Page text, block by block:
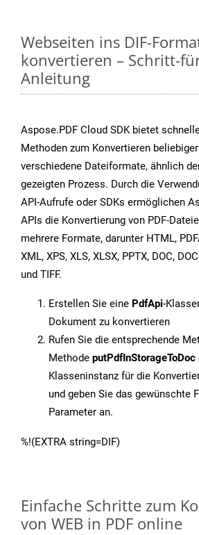
Webseiten ins DIF-
konvertieren – Schritt-
Anleitung
Aspose.PDF Cloud SDK bietet
Methoden zum Konvertieren
verschiedene Dateiformate, ähnlich
gezeigten Prozess. Durch die
API-Aufrufe oder SDKs ermöglichen
APIs die Konvertierung von PDF-
mehrere Formate, darunter HTML,
XML, XPS, XLS, XLSX, PPTX, DOC,
und TIFF.
Erstellen Sie eine PdfApi-
Dokument zu konvertieren
Rufen Sie die entsprechende
Methode putPdfInStorageToDoc
Klasseninstanz für die
und geben Sie das gewünschte
Parameter an.
%!(EXTRA string=DIF)
Einfache Schritte zum
von WEB in PDF online